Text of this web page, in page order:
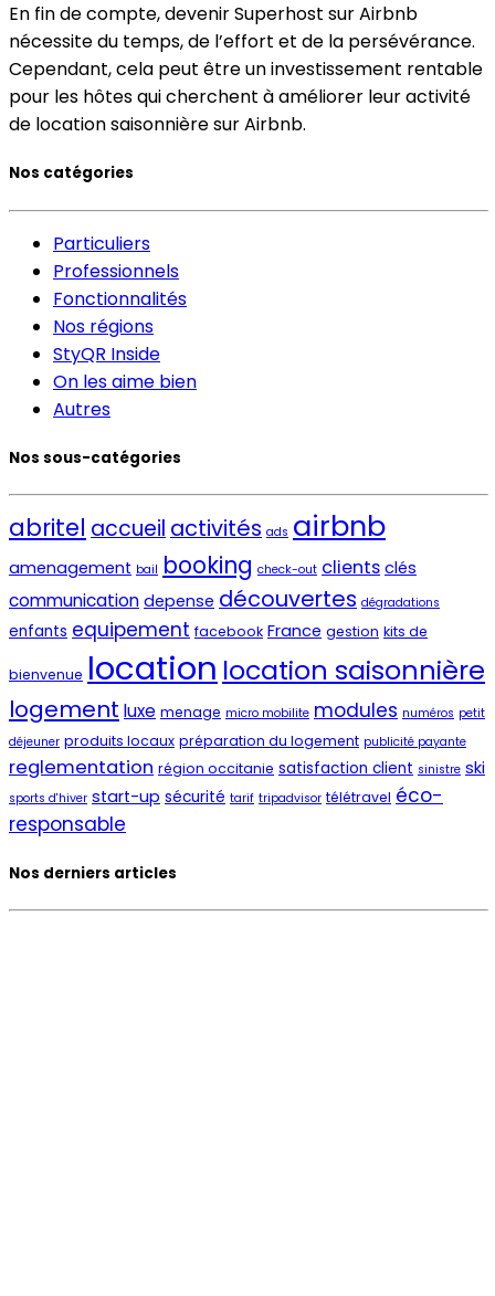
En fin de compte, devenir Superhost sur Airbnb
nécessite du temps, de l’effort et de la persévérance.
Cependant, cela peut être un investissement rentable
pour les hôtes qui cherchent à améliorer leur activité
de location saisonnière sur Airbnb.
Nos catégories
Particuliers
Professionnels
Fonctionnalités
Nos régions
StyQR Inside
On les aime bien
Autres
Nos sous-catégories
abritel accueil activités ads airbnb
amenagement bail booking check-out clients clés
communication depense découvertes dégradations
enfants equipement facebook France gestion kits de
bienvenue location location saisonnière
logement luxe menage micro mobilite modules numéros petit
déjeuner produits locaux préparation du logement publicité payante
reglementation région occitanie satisfaction client sinistre ski
sports d'hiver start-up sécurité tarif tripadvisor télétravel éco-
responsable
Nos derniers articles